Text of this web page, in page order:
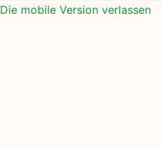
Die mobile Version verlassen